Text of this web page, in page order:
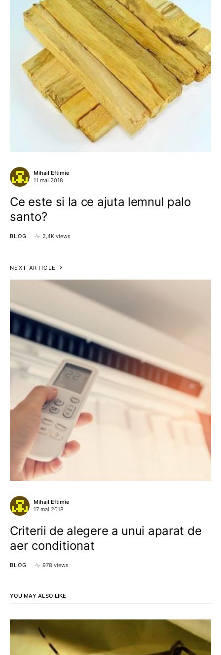
Mihail Eftimie
11 mai 2018
Ce este si la ce ajuta lemnul palo
santo?
BLOG 2,4K views
NEXT ARTICLE
Mihail Eftimie
17 mai 2018
Criterii de alegere a unui aparat de
aer conditionat
BLOG 978 views
YOU MAY ALSO LIKE